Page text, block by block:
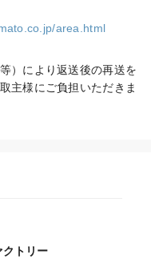
area.html
）により返送後の再送を
主様にご負担いただきま
クトリー